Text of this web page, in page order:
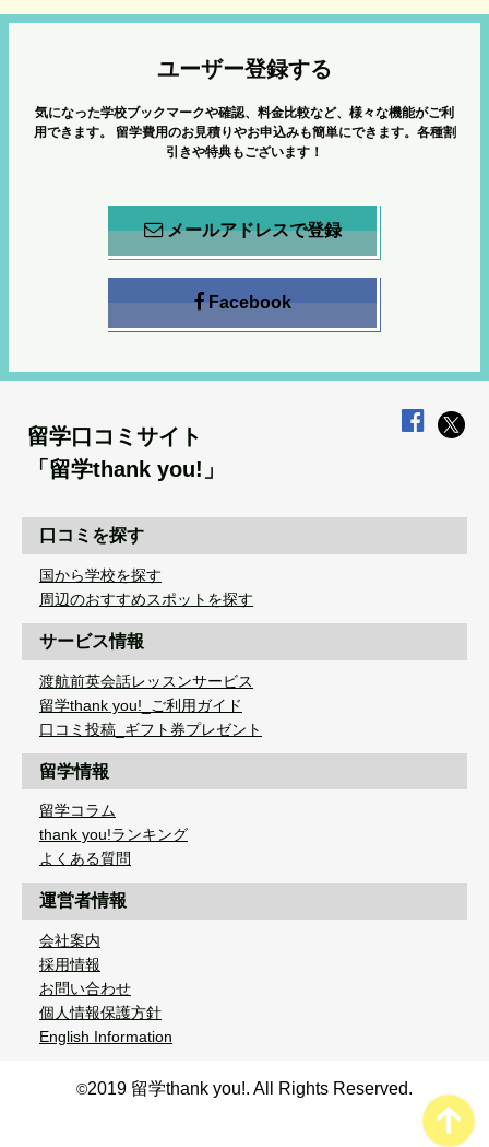
ユーザー登録する
気になった学校ブックマークや確認、料金比較など、様々な機能がご利
用できます。
留学費用のお見積りやお申込みも簡単にできます。各種割
引きや特典もございます！
メールアドレスで登録
Facebook
留学口コミサイト
「留学thank you!」
口コミを探す
国から学校を探す
周辺のおすすめスポットを探す
サービス情報
渡航前英会話レッスンサービス
留学thank you!_ご利用ガイド
口コミ投稿_ギフト券プレゼント
留学情報
留学コラム
thank you!ランキング
よくある質問
運営者情報
会社案内
採用情報
お問い合わせ
個人情報保護方針
English Information
©2019 留学thank you!. All Rights Reserved.